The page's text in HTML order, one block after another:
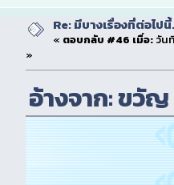
Re: มีบางเรื่องที่ต่อไป
« ตอบกลับ #46 เมื่อ:วันที่
»
อ้างจาก: ขวั